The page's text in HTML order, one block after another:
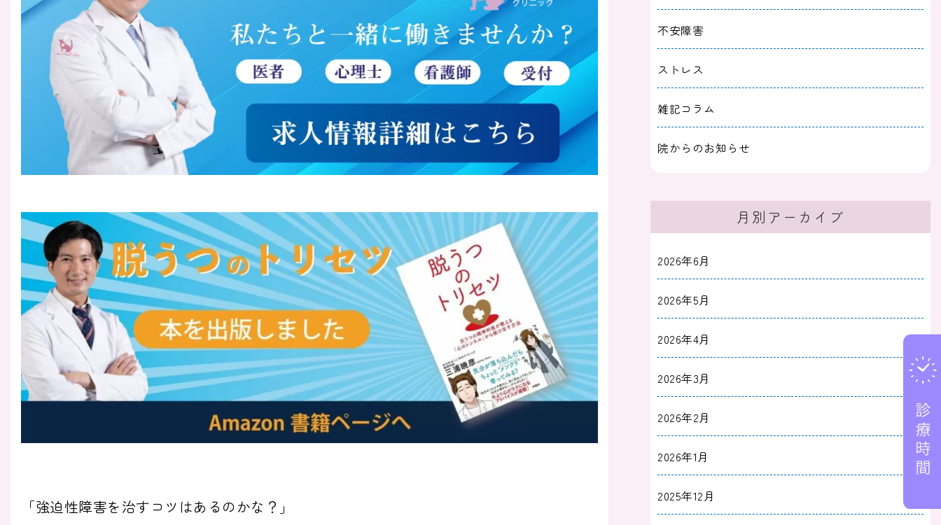
「強迫性障害を治すコツはあるのかな？」
不安障害
ストレス
雑記コラム
院からのお知らせ
月別アーカイブ
2026年6月
2026年5月
2026年4月
2026年3月
2026年2月
2026年1月
2025年12月